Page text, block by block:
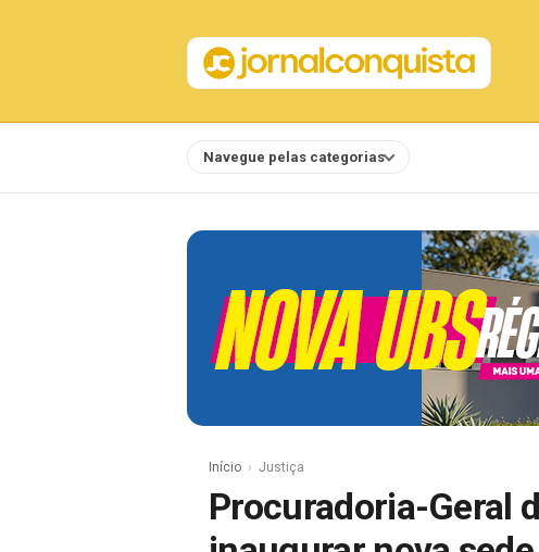
Navegue pelas categorias
Início Justiça
Procuradoria-Geral